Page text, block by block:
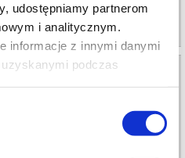
udostępniamy partnerom
i analitycznym.
informacje z innymi danymi
podczas